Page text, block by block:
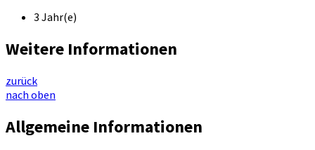
3 Jahr(e)
Weitere Informationen
zurück
nach oben
Allgemeine Informationen